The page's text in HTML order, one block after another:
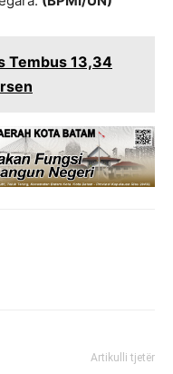
Tembus 13,34
Artikulli tjetër